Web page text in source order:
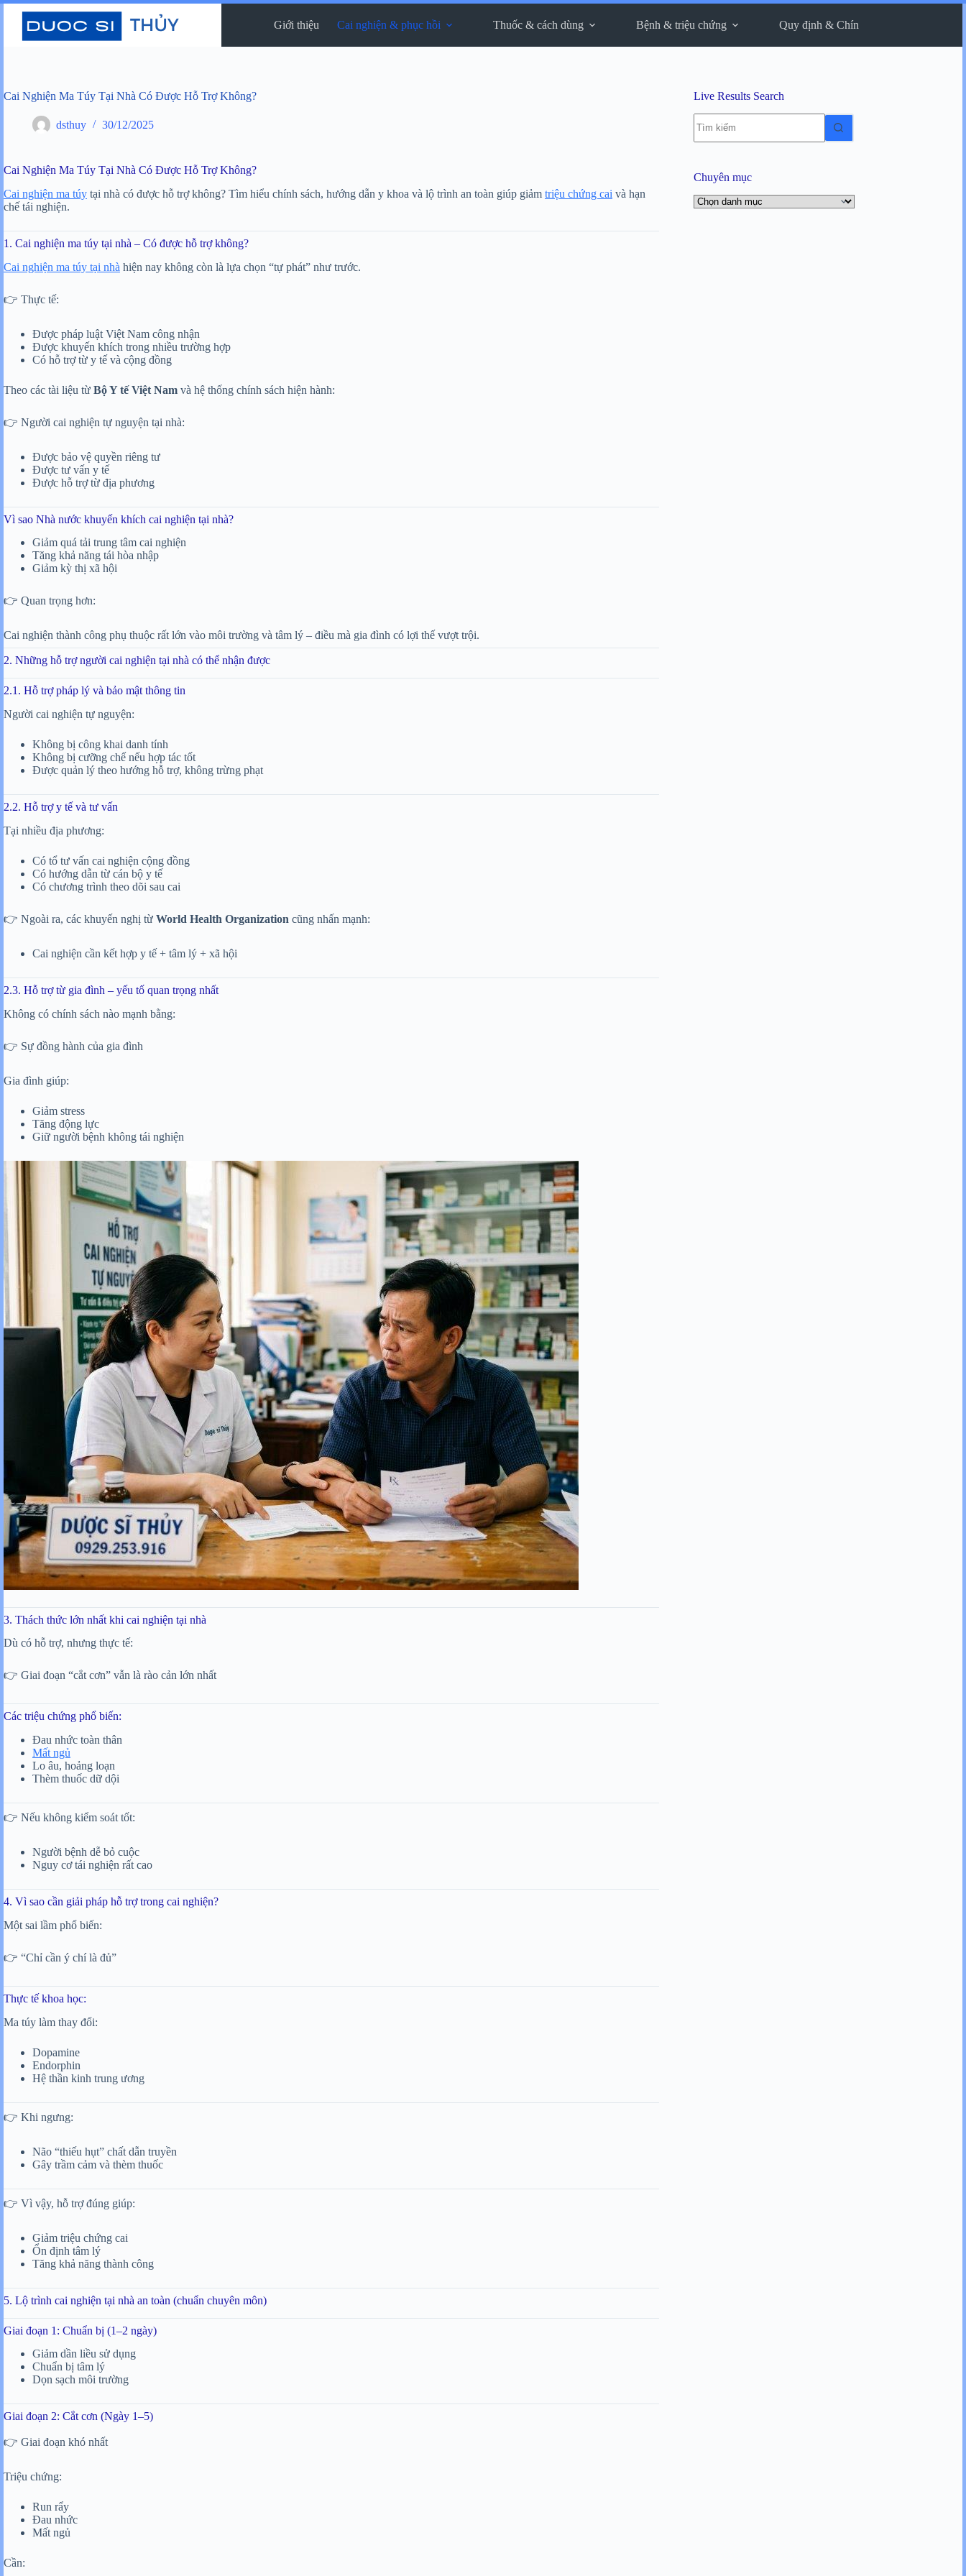
Chuyển
Giới thiệu Cai nghiện & phục hồi Thuốc & cách dùng Bệnh & triệu chứng Quy định & Chính sách
Cai Nghiện Ma Túy Tại Nhà Có Được Hỗ Trợ Không?
dsthuy 30/12/2025
Cai Nghiện Ma Túy Tại Nhà Có Được Hỗ Trợ Không?
Cai nghiện ma túy tại nhà có được hỗ trợ không? Tìm hiểu chính sách, hướng dẫn y khoa và lộ trình an toàn giúp giảm triệu chứng cai và hạn
chế tái nghiện.
1. Cai nghiện ma túy tại nhà – Có được hỗ trợ không?
Cai nghiện ma túy tại nhà hiện nay không còn là lựa chọn “tự phát” như trước.
👉 Thực tế:
Được pháp luật Việt Nam công nhận
Được khuyến khích trong nhiều trường hợp
Có hỗ trợ từ y tế và cộng đồng
Theo các tài liệu từ Bộ Y tế Việt Nam và hệ thống chính sách hiện hành:
👉 Người cai nghiện tự nguyện tại nhà:
Được bảo vệ quyền riêng tư
Được tư vấn y tế
Được hỗ trợ từ địa phương
Vì sao Nhà nước khuyến khích cai nghiện tại nhà?
Giảm quá tải trung tâm cai nghiện
Tăng khả năng tái hòa nhập
Giảm kỳ thị xã hội
👉 Quan trọng hơn:
Cai nghiện thành công phụ thuộc rất lớn vào môi trường và tâm lý – điều mà gia đình có lợi thế vượt trội.
2. Những hỗ trợ người cai nghiện tại nhà có thể nhận được
2.1. Hỗ trợ pháp lý và bảo mật thông tin
Người cai nghiện tự nguyện:
Không bị công khai danh tính
Không bị cưỡng chế nếu hợp tác tốt
Được quản lý theo hướng hỗ trợ, không trừng phạt
2.2. Hỗ trợ y tế và tư vấn
Tại nhiều địa phương:
Có tổ tư vấn cai nghiện cộng đồng
Có hướng dẫn từ cán bộ y tế
Có chương trình theo dõi sau cai
👉 Ngoài ra, các khuyến nghị từ World Health Organization cũng nhấn mạnh:
Cai nghiện cần kết hợp y tế + tâm lý + xã hội
2.3. Hỗ trợ từ gia đình – yếu tố quan trọng nhất
Không có chính sách nào mạnh bằng:
👉 Sự đồng hành của gia đình
Gia đình giúp:
Giảm stress
Tăng động lực
Giữ người bệnh không tái nghiện
3. Thách thức lớn nhất khi cai nghiện tại nhà
Dù có hỗ trợ, nhưng thực tế:
👉 Giai đoạn “cắt cơn” vẫn là rào cản lớn nhất
Các triệu chứng phổ biến:
Đau nhức toàn thân
Mất ngủ
Lo âu, hoảng loạn
Thèm thuốc dữ dội
👉 Nếu không kiểm soát tốt:
Người bệnh dễ bỏ cuộc
Nguy cơ tái nghiện rất cao
4. Vì sao cần giải pháp hỗ trợ trong cai nghiện?
Một sai lầm phổ biến:
👉 “Chỉ cần ý chí là đủ”
Thực tế khoa học:
Ma túy làm thay đổi:
Dopamine
Endorphin
Hệ thần kinh trung ương
👉 Khi ngưng:
Não “thiếu hụt” chất dẫn truyền
Gây trầm cảm và thèm thuốc
👉 Vì vậy, hỗ trợ đúng giúp:
Giảm triệu chứng cai
Ổn định tâm lý
Tăng khả năng thành công
5. Lộ trình cai nghiện tại nhà an toàn (chuẩn chuyên môn)
Giai đoạn 1: Chuẩn bị (1–2 ngày)
Giảm dần liều sử dụng
Chuẩn bị tâm lý
Dọn sạch môi trường
Giai đoạn 2: Cắt cơn (Ngày 1–5)
👉 Giai đoạn khó nhất
Triệu chứng:
Run rẩy
Đau nhức
Mất ngủ
Cần:
Live Results Search
có
kết
Chuyên mục
Chuyên
mục